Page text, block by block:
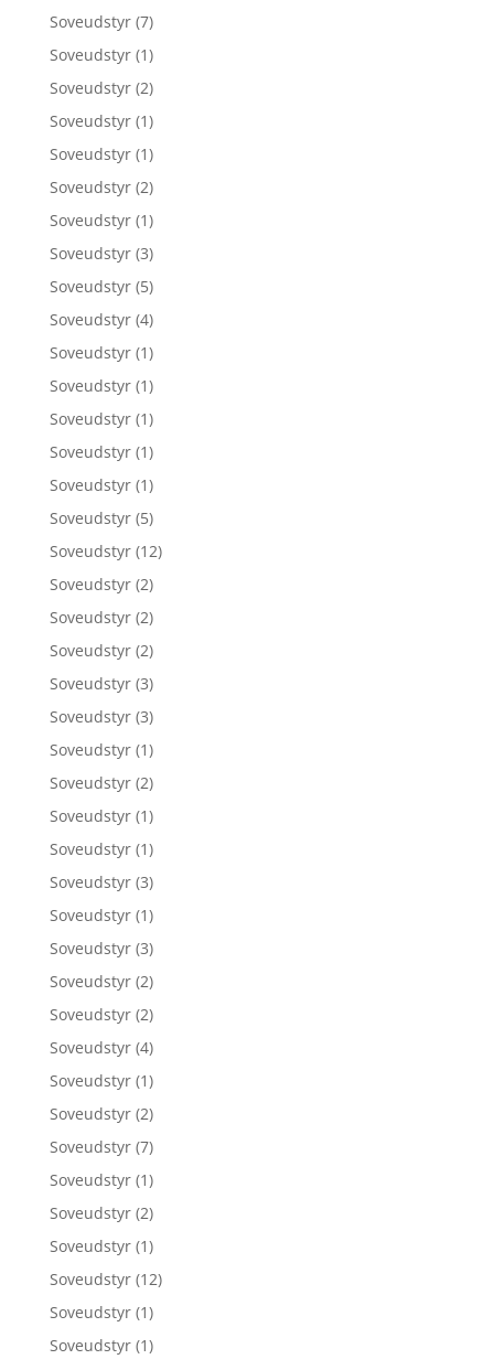
Soveudstyr (7)
Soveudstyr (1)
Soveudstyr (2)
Soveudstyr (1)
Soveudstyr (1)
Soveudstyr (2)
Soveudstyr (1)
Soveudstyr (3)
Soveudstyr (5)
Soveudstyr (4)
Soveudstyr (1)
Soveudstyr (1)
Soveudstyr (1)
Soveudstyr (1)
Soveudstyr (1)
Soveudstyr (5)
Soveudstyr (12)
Soveudstyr (2)
Soveudstyr (2)
Soveudstyr (2)
Soveudstyr (3)
Soveudstyr (3)
Soveudstyr (1)
Soveudstyr (2)
Soveudstyr (1)
Soveudstyr (1)
Soveudstyr (3)
Soveudstyr (1)
Soveudstyr (3)
Soveudstyr (2)
Soveudstyr (2)
Soveudstyr (4)
Soveudstyr (1)
Soveudstyr (2)
Soveudstyr (7)
Soveudstyr (1)
Soveudstyr (2)
Soveudstyr (1)
Soveudstyr (12)
Soveudstyr (1)
Soveudstyr (1)